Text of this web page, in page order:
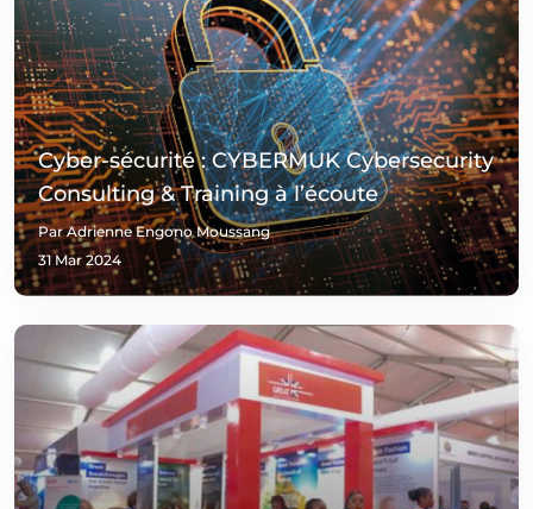
Cyber-sécurité : CYBERMUK Cybersecurity
Consulting & Training à l’écoute
Par Adrienne Engono Moussang
31 Mar 2024